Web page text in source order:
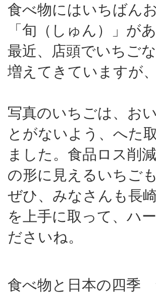
食べ物にはいちばん
「旬（しゅん）」が
最近、店頭でいちご
増えてきていますが
写真のいちごは、お
とがないよう、へた
ました。食品ロス削
の形に見えるいちご
ぜひ、みなさんも長
を上手に取って、ハ
ださいね。
食べ物と日本の四季